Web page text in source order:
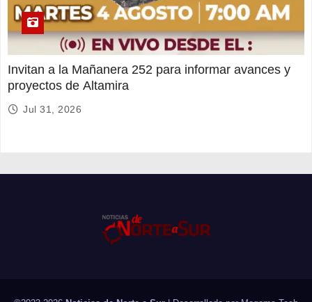
Invitan a la Mañanera 252 para informar avances y
proyectos de Altamira
Jul 31, 2026